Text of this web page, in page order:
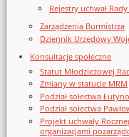
Rejestry uchwał
Zarządzenia Burmistrza
Dziennik Urzędowy
Konsultacje społeczne
Statut Młodzieżowej
Zmiany w statucie MRM
Podział sołectwa
Podział sołectwa
Projekt uchwały
organizacjami